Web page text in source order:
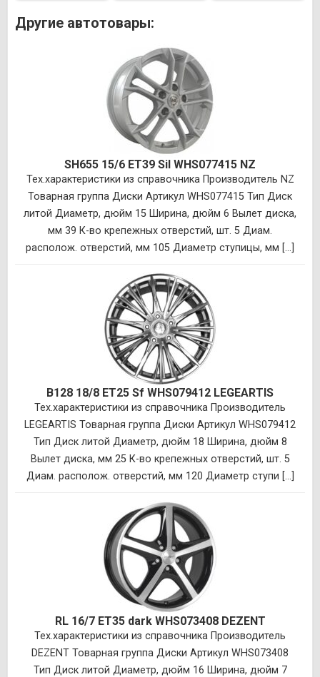
Другие автотовары:
SH655 15/6 ET39 Sil WHS077415 NZ
Тех.характеристики из справочника Производитель NZ
Товарная группа Диски Артикул WHS077415 Тип Диск
литой Диаметр, дюйм 15 Ширина, дюйм 6 Вылет диска,
мм 39 К-во крепежных отверстий, шт. 5 Диам.
располож. отверстий, мм 105 Диаметр ступицы, мм [...]
B128 18/8 ET25 Sf WHS079412 LEGEARTIS
Тех.характеристики из справочника Производитель
LEGEARTIS Товарная группа Диски Артикул WHS079412
Тип Диск литой Диаметр, дюйм 18 Ширина, дюйм 8
Вылет диска, мм 25 К-во крепежных отверстий, шт. 5
Диам. располож. отверстий, мм 120 Диаметр ступи [...]
RL 16/7 ET35 dark WHS073408 DEZENT
Тех.характеристики из справочника Производитель
DEZENT Товарная группа Диски Артикул WHS073408
Тип Диск литой Диаметр, дюйм 16 Ширина, дюйм 7